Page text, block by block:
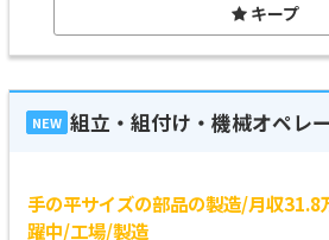
キープ
NEW 組立・組付け・機械オペレ
手の平サイズの部品の製造/月収
躍中/工場/製造